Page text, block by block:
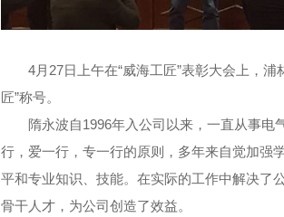
4月27日上午在“威海工匠”表彰大会上，浦
匠”称号。
隋永波自1996年入公司以来，一直从事电
行，爱一行，专一行的原则，多年来自觉加强
平和专业知识、技能。在实际的工作中解决了
骨干人才，为公司创造了效益。